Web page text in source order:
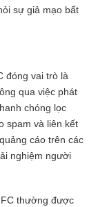
sự giả mạo bất
đóng vai trò là
qua việc phát
chóng lọc
spam và liên kết
cáo trên các
nghiệm người
thường được